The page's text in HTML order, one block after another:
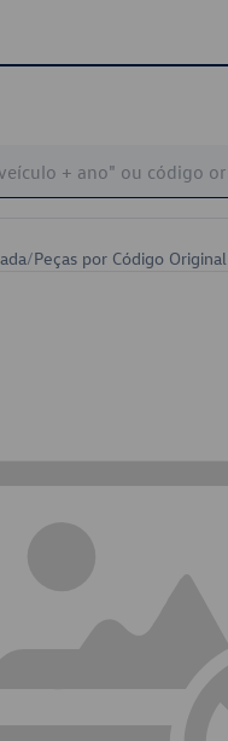
/Peças por Código Original